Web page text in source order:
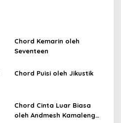
Chord Kemarin oleh
Seventeen
Chord Puisi oleh Jikustik
Chord Cinta Luar Biasa
oleh Andmesh Kamaleng